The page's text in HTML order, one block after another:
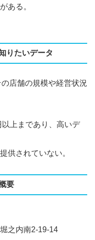
ある。
りたいデータ
店舗の規模や経営状況
上まであり、高いデ
供されていない。
要
之内南2-19-14